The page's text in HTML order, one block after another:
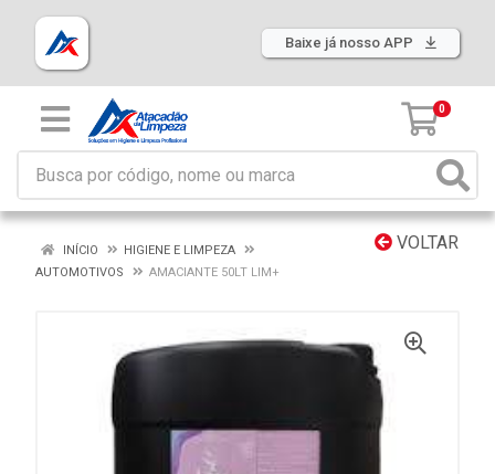
Baixe já nosso APP
0
VOLTAR
INÍCIO
HIGIENE E LIMPEZA
AUTOMOTIVOS
AMACIANTE 50LT LIM+